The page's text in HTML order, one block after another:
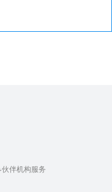
伴机构服务